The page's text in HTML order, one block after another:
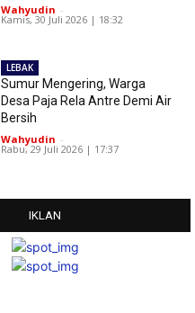
Wahyudin -
Kamis, 30 Juli 2026 | 18:32
LEBAK
Sumur Mengering, Warga
Desa Paja Rela Antre Demi Air
Bersih
Wahyudin -
Rabu, 29 Juli 2026 | 17:37
IKLAN